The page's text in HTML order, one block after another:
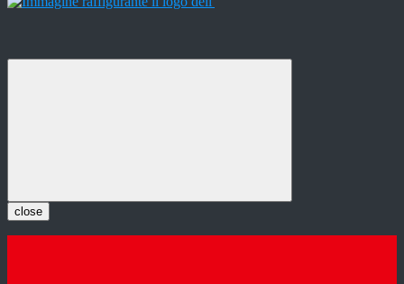
close